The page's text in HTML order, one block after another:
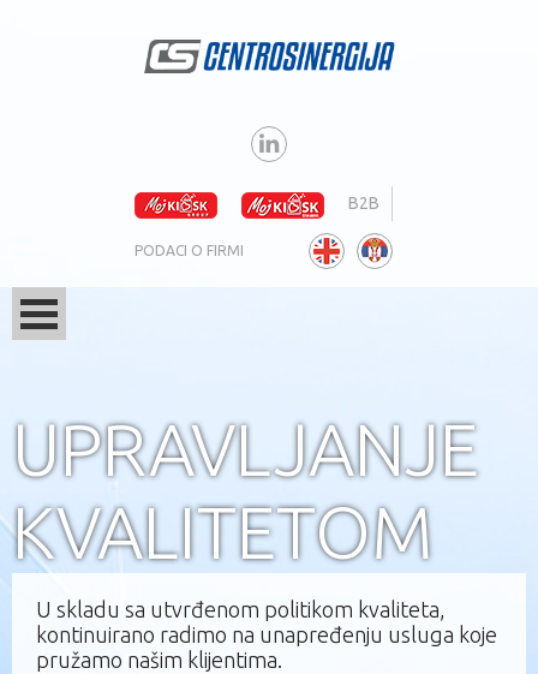
B2B
PODACI O FIRMI
UPRAVLJANJE
KVALITETOM
U skladu sa utvrđenom politikom kvaliteta,
kontinuirano radimo na unapređenju usluga koje
pružamo našim klijentima.